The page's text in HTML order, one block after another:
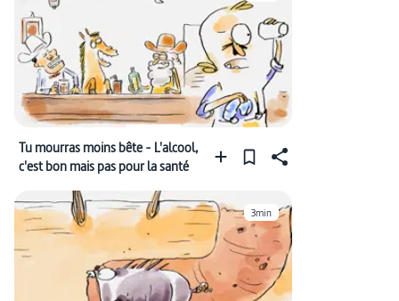
Tu mourras moins bête - L'alcool,
c'est bon mais pas pour la santé
3min